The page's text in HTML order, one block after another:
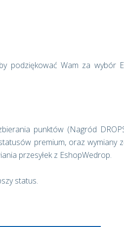
podziękować Wam za wybór
punktów (Nagród
premium, oraz wymiany
przesyłek z EshopWedrop.
status.